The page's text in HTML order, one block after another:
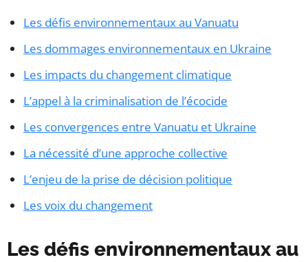
Les défis environnementaux au Vanuatu
Les dommages environnementaux en Ukraine
Les impacts du changement climatique
L’appel à la criminalisation de l’écocide
Les convergences entre Vanuatu et Ukraine
La nécessité d’une approche collective
L’enjeu de la prise de décision politique
Les voix du changement
Les défis environnementaux au